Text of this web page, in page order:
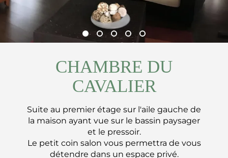
CHAMBRE DU
CAVALIER
Suite au premier étage sur l'aile gauche de
la maison ayant vue sur le bassin paysager
et le pressoir.
Le petit coin salon vous permettra de vous
détendre dans un espace privé.